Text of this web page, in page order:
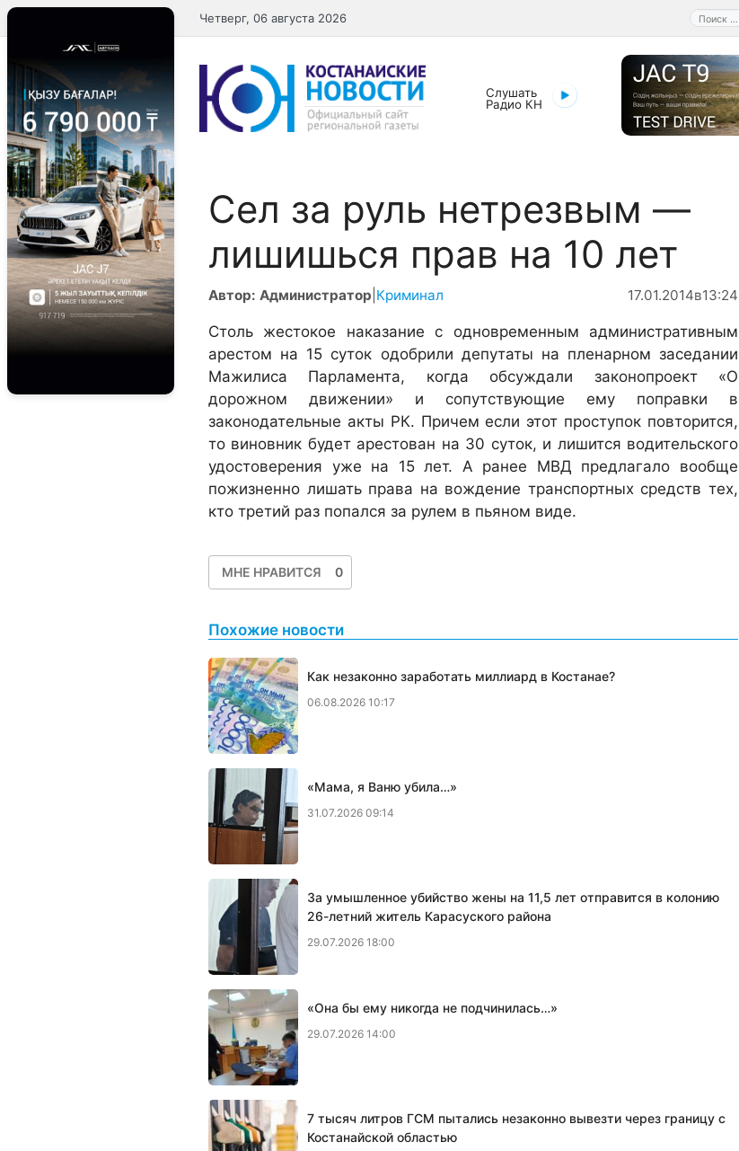
Перейти
к
содержимому
Поиск:
Четверг, 06 августа 2026
Слушать
Радио КН
Сел за руль нетрезвым —
лишишься прав на 10 лет
Автор: Администратор Криминал 17.01.2014в13:24
Столь жестокое наказание с одновременным административным
арестом на 15 суток одобрили депутаты на пленарном заседании
Мажилиса Парламента, когда обсуждали законопроект «О
дорожном движении» и сопутствующие ему поправки в
законодательные акты РК. Причем если этот проступок повторится,
то виновник будет арестован на 30 суток, и лишится водительского
удостоверения уже на 15 лет. А ранее МВД предлагало вообще
пожизненно лишать права на вождение транспортных средств тех,
кто третий раз попался за рулем в пьяном виде.
МНЕ НРАВИТСЯ 0
Похожие новости
Как незаконно заработать миллиард в Костанае?
06.08.2026 10:17
«Мама, я Ваню убила…»
31.07.2026 09:14
За умышленное убийство жены на 11,5 лет отправится в колонию
26-летний житель Карасуского района
29.07.2026 18:00
«Она бы ему никогда не подчинилась…»
29.07.2026 14:00
7 тысяч литров ГСМ пытались незаконно вывезти через границу с
Костанайской областью